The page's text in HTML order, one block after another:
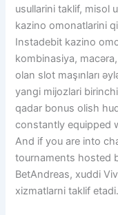
usullarini taklif, misol
kazino omonatlarini
Instadebit kazino
kombinasiya,
olan slot maşınları
yangi mijozlari
qadar bonus olish
constantly equipped
And if you are into
tournaments hosted
BetAndreas, xuddi
xizmatlarni taklif etadi.